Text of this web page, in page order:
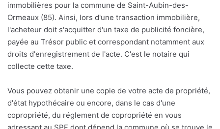
immobilières pour la commune de Saint-Aubin-des-
Ormeaux (85). Ainsi, lors d'une transaction immobilière,
l'acheteur doit s'acquitter d'un taxe de publicité foncière,
payée au Trésor public et correspondant notamment aux
droits d'enregistrement de l'acte. C'est le notaire qui
collecte cette taxe.
Vous pouvez obtenir une copie de votre acte de propriété,
d'état hypothécaire ou encore, dans le cas d'une
copropriété, du réglement de copropriété en vous